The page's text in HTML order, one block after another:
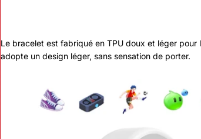
Le bracelet est fabriqué en TPU doux et léger pour
adopte un design léger, sans sensation de porter.